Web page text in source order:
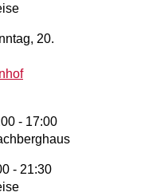
20.
- 17:00
- 21:30